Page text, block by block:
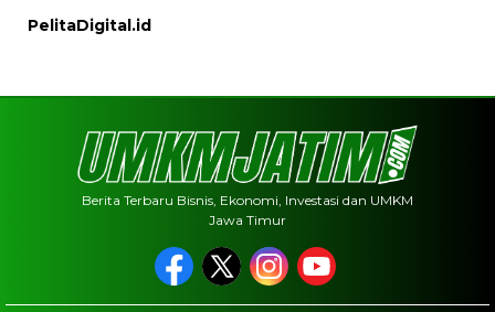
PelitaDigital.id
Berita Terbaru Bisnis, Ekonomi, Investasi dan UMKM
Jawa Timur